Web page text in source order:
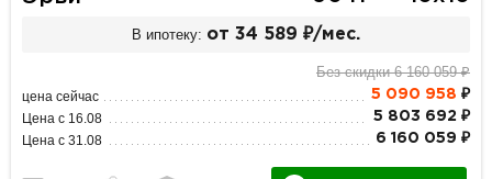
В ипотеку: от 34 589 ₽/мес.
Без скидки 6 160 059 ₽
цена сейчас 5 090 958 ₽
Цена с 16.08 5 803 692 ₽
Цена с 31.08 6 160 059 ₽